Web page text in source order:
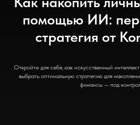
помощью ИИ:
стратегия от
Откройте для себя, как искусственный
выбрать оптимальную стратегию для
финансы — под